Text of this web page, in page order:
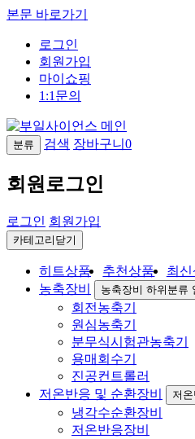
본문 바로가기
로그인
회원가입
마이쇼핑
1:1문의
분류 검색 장바구니 0
회원로그인
로그인 회원가입
카테고리닫기
히트상품 추천상품 최
농축장비
농축장비 하위분류
회전농축기
원심농축기
분무식시험관농축기
용매회수기
진공컨트롤러
저온반응 및 순환장비
저
냉각수순환장비
저온반응장비